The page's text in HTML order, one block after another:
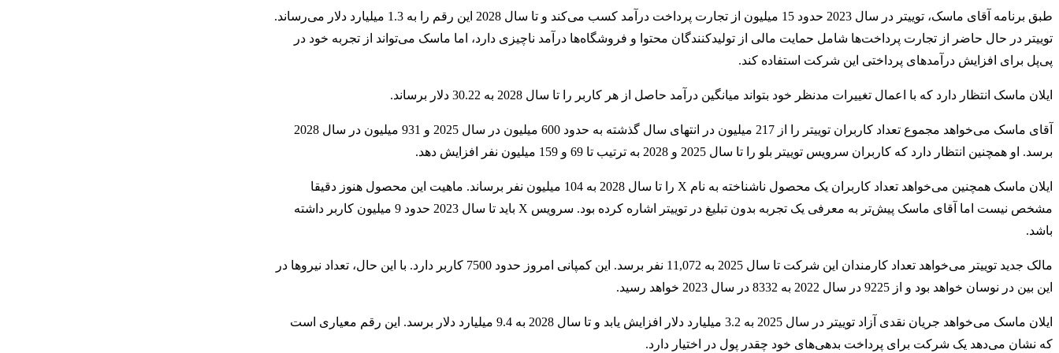
طبق برنامه آقای ماسک، توییتر در سال 2023 حدود 15 میلیون از تجارت پرداخت درآمد کسب می‌کند و تا سال 2028 این رقم را به 1.3 میلیارد دلار می‌رساند.
توییتر در حال حاضر از تجارت پرداخت‌ها شامل حمایت مالی از تولیدکنندگان محتوا و فروشگاه‌ها درآمد ناچیزی دارد، اما ماسک می‌تواند از تجربه خود در
پی‌پل برای افزایش درآمدهای پرداختی این شرکت استفاده کند.
ایلان ماسک انتظار دارد که با اعمال تغییرات مدنظر خود بتواند میانگین درآمد حاصل از هر کاربر را تا سال 2028 به 30.22 دلار برساند.
آقای ماسک می‌خواهد مجموع تعداد کاربران توییتر را از 217 میلیون در انتهای سال گذشته به حدود 600 میلیون در سال 2025 و 931 میلیون در سال 2028
برسد. او همچنین انتظار دارد که کاربران سرویس توییتر بلو را تا سال 2025 و 2028 به ترتیب تا 69 و 159 میلیون نفر افزایش دهد.
ایلان ماسک همچنین می‌خواهد تعداد کاربران یک محصول ناشناخته به نام X را تا سال 2028 به 104 میلیون نفر برساند. ماهیت این محصول هنوز دقیقا
مشخص نیست اما آقای ماسک پیش‌تر به معرفی یک تجربه بدون تبلیغ در توییتر اشاره کرده بود. سرویس X باید تا سال 2023 حدود 9 میلیون کاربر داشته
باشد.
مالک جدید توییتر می‌خواهد تعداد کارمندان این شرکت تا سال 2025 به 11,072 نفر برسد. این کمپانی امروز حدود 7500 کاربر دارد. با این حال، تعداد نیروها در
این بین در نوسان خواهد بود و از 9225 در سال 2022 به 8332 در سال 2023 خواهد رسید.
ایلان ماسک می‌خواهد جریان نقدی آزاد توییتر در سال 2025 به 3.2 میلیارد دلار افزایش یابد و تا سال 2028 به 9.4 میلیارد دلار برسد. این رقم معیاری است
که نشان می‌دهد یک شرکت برای پرداخت بدهی‌های خود چقدر پول در اختیار دارد.